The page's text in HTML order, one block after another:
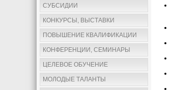
СУБСИДИИ
КОНКУРСЫ, ВЫСТАВКИ
ПОВЫШЕНИЕ КВАЛИФИКАЦИИ
КОНФЕРЕНЦИИ, СЕМИНАРЫ
ЦЕЛЕВОЕ ОБУЧЕНИЕ
МОЛОДЫЕ ТАЛАНТЫ